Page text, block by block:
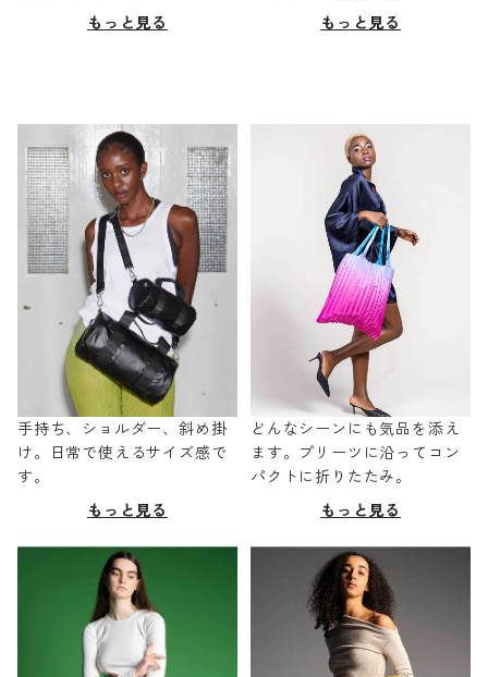
もっと見る
もっと見る
手持ち、ショルダー、斜め掛
け。日常で使えるサイズ感で
す。
もっと見る
どんなシーンにも気品を添え
ます。プリーツに沿ってコン
パクトに折りたたみ。
もっと見る